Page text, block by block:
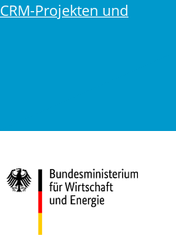
CRM-Projekten und